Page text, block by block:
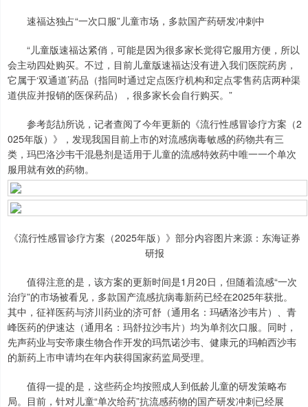
速福达独占“一次口服”儿童市场，多款国产药研发冲刺中
“儿童版速福达紧俏，可能是因为很多家长觉得它服用方便，所以
会主动四处购买。不过，目前儿童版速福达没有进入我们医院药房，
它属于‘双通道’药品（指同时通过定点医疗机构和定点零售药店两种渠
道供应并报销的医保药品），很多家长会自行购买。”
参考彭劼所说，记者查阅了今年更新的《流行性感冒诊疗方案（2
025年版）》，发现我国目前上市的对流感病毒敏感的药物共有三
类，玛巴洛沙韦干混悬剂是适用于儿童的流感特效药中唯一一个单次
服用就有效的药物。
《流行性感冒诊疗方案（2025年版）》部分内容图片来源：东海证券
研报
值得注意的是，该方案的更新时间是1月20日，但随着流感“一次
治疗”的市场被看见，多款国产流感抗病毒新药已经在2025年获批。
其中，征祥医药与济川药业的济可舒（通用名：玛硒洛沙韦片）、青
峰医药的伊速达（通用名：玛舒拉沙韦片）均为单剂次口服。同时，
先声药业与安帝康生物合作开发的玛氘诺沙韦、健康元的玛帕西沙韦
的新药上市申请均在年内获得国家药监局受理。
值得一提的是，这些药企均按照成人到低龄儿童的研发策略布
局。目前，针对儿童“单次给药”抗流感药物的国产研发冲刺已经展